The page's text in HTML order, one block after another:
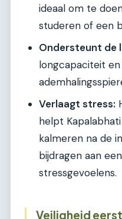
ideaal om te
studeren of een
Ondersteunt de
longcapaciteit
Verlaagt stress:
helpt
kalmeren na de
bijdragen aan
stressgevoelens.
Veiligheid